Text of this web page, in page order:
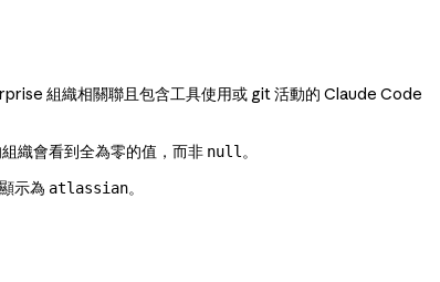
組織相關聯且包含工具使用或 git 活動的 Claude Code
織會看到全為零的值，而非 null 。
示為 atlassian。